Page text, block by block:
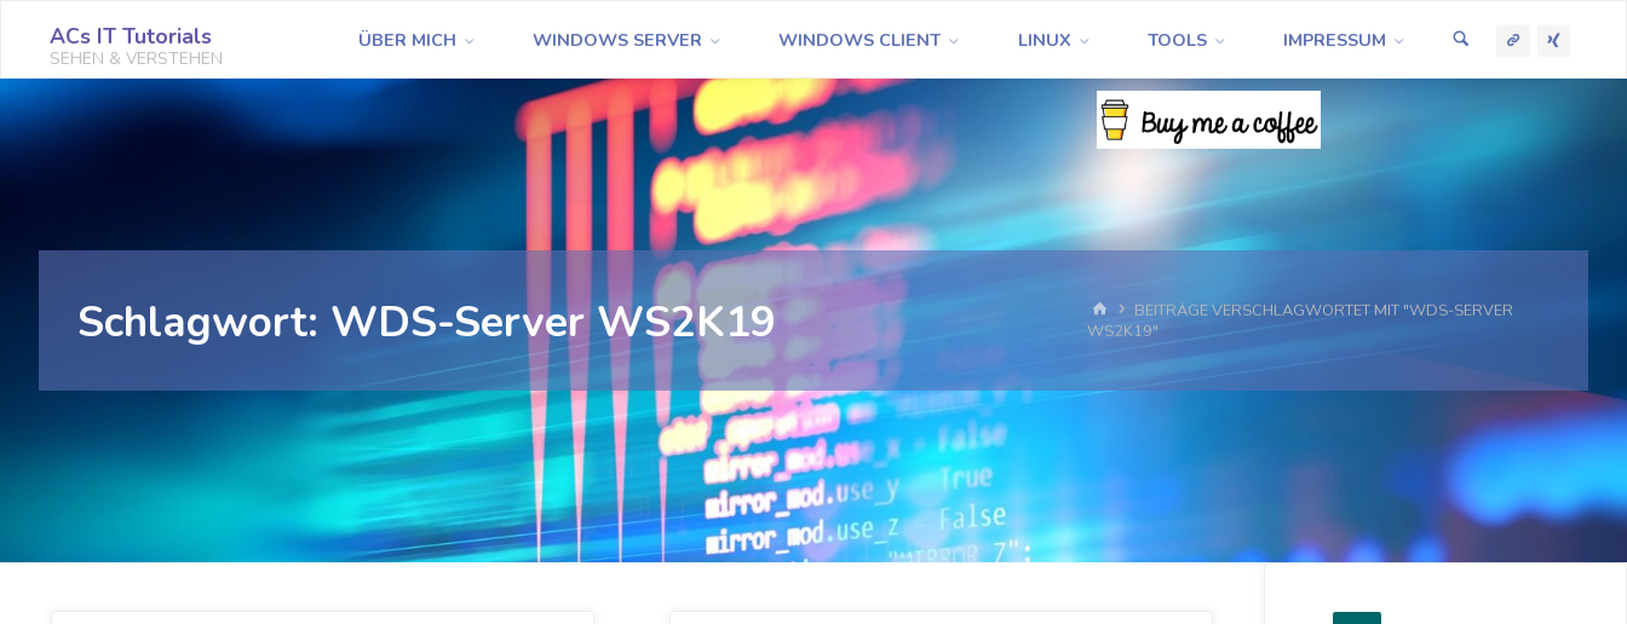
springen
ACs IT Tutorials
SEHEN & VERSTEHEN
ÜBER MICH WINDOWS SERVER WINDOWS CLIENT LINUX TOOLS IMPRESSUM
Schlagwort: WDS-Server WS2K19 START
BEITRÄGE VERSCHLAGWORTET MIT "WDS-SERVER
WS2K19"